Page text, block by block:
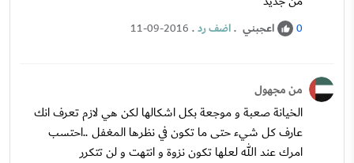
0 اعجبني .اضف رد.
11-09-2016
من مجهول
الخيانة صعبة و موجعة بكل اشكالها لكن هي لازم تعرف انك
عارف كل شيء حتى ما تكون في نظرها المغفل ..احتسب
امرك عند الله لعلها تكون نزوة و انتهت و لن تتكرر